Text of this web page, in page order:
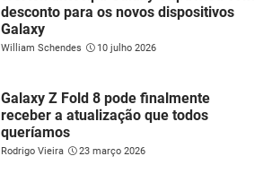
desconto para os novos dispositivos
Galaxy
William Schendes 10 julho 2026
Galaxy Z Fold 8 pode finalmente
receber a atualização que todos
queríamos
Rodrigo Vieira 23 março 2026